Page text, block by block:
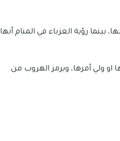
بينما رؤية العزباء في المنام أنها
ولي أمرها، ويرمز الهروب من